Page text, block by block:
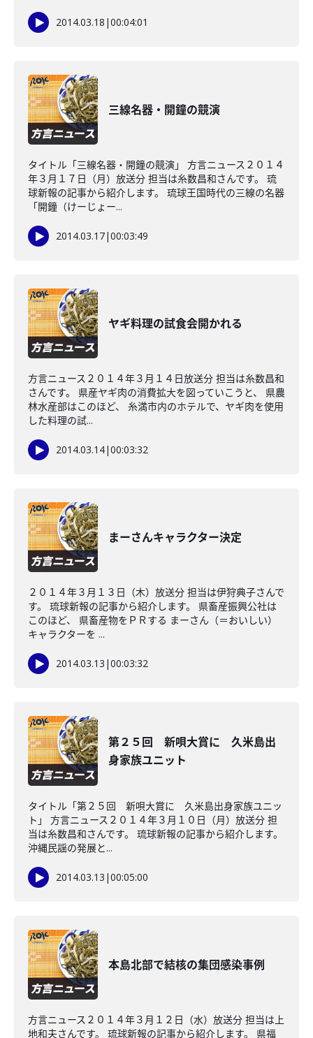
2014.03.18 |00:04:01
三線名器・開鐘の競演
タイトル「三線名器・開鐘の競演」 方言ニュース２０１４
年３月１７日（月）放送分 担当は糸数昌和さんです。 琉
球新報の記事から紹介します。 琉球王国時代の三線の名器
「開鐘（けーじょー...
2014.03.17|00:03:49
ヤギ料理の試食会開かれる
方言ニュース２０１４年３月１４日放送分 担当は糸数昌和
さんです。 県産ヤギ肉の消費拡大を図っていこうと、 県農
林水産部はこのほど、 糸満市内のホテルで、ヤギ肉を使用
した料理の試...
2014.03.14|00:03:32
まーさんキャラクター決定
２０１４年３月１３日（木）放送分 担当は伊狩典子さんで
す。 琉球新報の記事から紹介します。 県畜産振興公社は
このほど、 県畜産物をＰＲする まーさん（＝おいしい）
キャラクターを ...
2014.03.13 |00:03:32
第２５回 新唄大賞に 久米島出
身家族ユニット
タイトル「第２５回 新唄大賞に 久米島出身家族ユニッ
ト」 方言ニュース２０１４年３月１０日（月）放送分 担
当は糸数昌和さんです。 琉球新報の記事から紹介します。
沖縄民謡の発展と...
2014.03.13 |00:05:00
本島北部で結核の集団感染事例
方言ニュース２０１４年３月１２日（水）放送分 担当は上
地和夫さんです。 琉球新報の記事から紹介します。 県福